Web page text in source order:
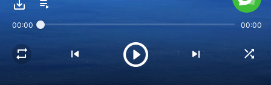
Bait 2
00:00 00:00